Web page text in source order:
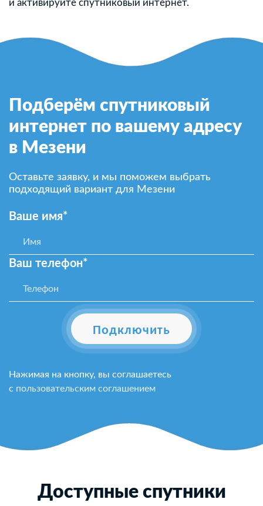
и активируйте спутниковый интернет.
Подберём спутниковый
интернет по вашему адресу
в Мезени
Оставьте заявку, и мы поможем выбрать
подходящий вариант для Мезени
Ваше имя*
Ваш телефон*
Подключить
Нажимая на кнопку, вы соглашаетесь
с пользовательским соглашением
Доступные спутники